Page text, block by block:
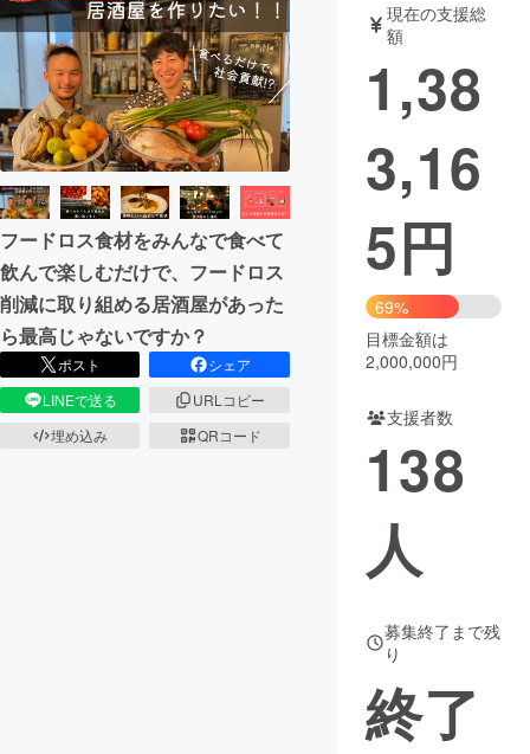
テクノロジー・ガジェット
映像・映画 書籍・雑誌
ビジネス・起業 チャレンジ
まちづくり・地域活性化
CAMPFIRE for Social Good
CAMPFIRE Creation
CAMPFIREふるさと納税
コミュニティ
フードロス食材をみんなで食べて
飲んで楽しむだけで、フードロス
削減に取り組める居酒屋があった
ら最高じゃないですか？
ポスト
シェア
LINEで送る
URLコピー
埋め込み
QRコード
現在の支援総
額
1,38
3,16
5円
69%
目標金額は
2,000,000円
支援者数
138
人
募集終了まで残
り
終了